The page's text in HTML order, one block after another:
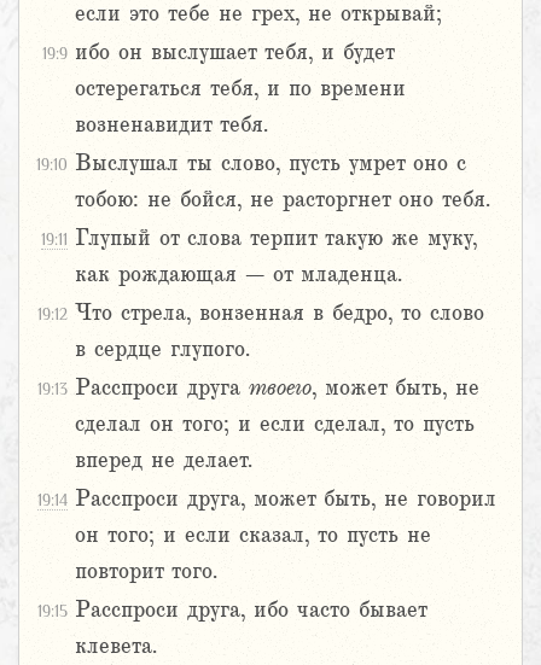
если это тебе не грех, не открывай;
19:9 ибо он выслушает тебя, и будет
остерегаться тебя, и по времени
возненавидит тебя.
19:10 Выслушал ты слово, пусть умрет оно с
тобою: не бойся, не расторгнет оно тебя.
19:11 Глупый от слова терпит такую же муку,
как рождающая – от младенца.
19:12 Что стрела, вонзенная в бедро, то слово
в сердце глупого.
19:13 Расспроси друга твоего, может быть, не
сделал он того; и если сделал, то пусть
вперед не делает.
19:14 Расспроси друга, может быть, не говорил
он того; и если сказал, то пусть не
повторит того.
19:15 Расспроси друга, ибо часто бывает
клевета.